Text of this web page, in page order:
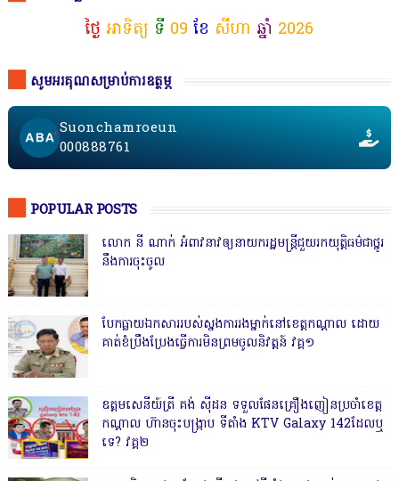
ថ្ងៃ អាទិត្យ ទី 09 ខែ សីហា ឆ្នាំ 2026
សូមអរគុណសម្រាប់ការឧត្ថម្ភ
Suonchamroeun
000888761
POPULAR POSTS
លោក នី ណាក់ អំពាវនាវឲ្យនាយករដ្ឋមន្ត្រីជួយរកយុត្តិធម៌ជាថ្នូរ
នឹងការចុះចូល
បែកធ្លាយឯកសាររបស់ស្នងការរងម្នាក់នៅខេត្តកណ្ដាល ដោយ
គាត់ខំប្រឹងប្រែងធ្វើការមិនព្រមចូលនិវត្តន៍ វគ្គ១
ឧត្តមសេនីយ៍ត្រី គង់ ស៊ីដន ទទួលផែនគ្រឿងញៀនប្រចាំខេត្ត
កណ្តាល ហ៊ានចុះបង្ក្រាប ទីតាំង KTV Galaxy 142ដែលឬ
ទេ? វគ្គ២